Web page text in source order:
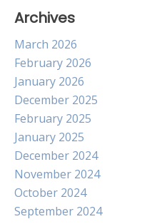
Archives
March 2026
February 2026
January 2026
December 2025
February 2025
January 2025
December 2024
November 2024
October 2024
September 2024